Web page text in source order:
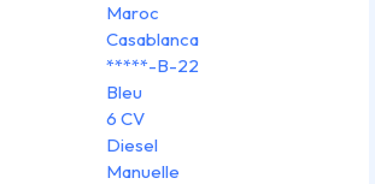
Maroc
Casablanca
*****-B-22
Bleu
6 CV
Diesel
Manuelle